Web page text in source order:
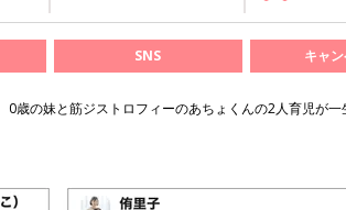
SNS キャ
0歳の妹と筋ジストロフィーのあちょくんの2人育児が